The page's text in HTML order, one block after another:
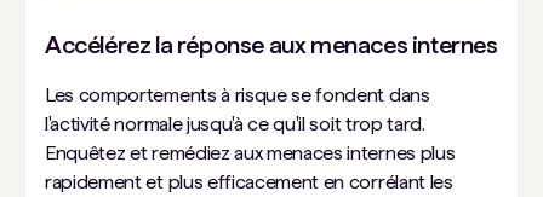
Accélérez la réponse aux menaces internes
Les comportements à risque se fondent dans
l'activité normale jusqu'à ce qu'il soit trop tard.
Enquêtez et remédiez aux menaces internes plus
rapidement et plus efficacement en corrélant les